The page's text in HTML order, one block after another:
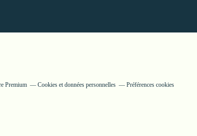
Premium Cookies et données personnelles Préférences cookies